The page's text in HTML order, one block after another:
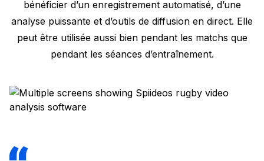
bénéficier d’un enregistrement automatisé, d’une
analyse puissante et d’outils de diffusion en direct. Elle
peut être utilisée aussi bien pendant les matchs que
pendant les séances d’entraînement.